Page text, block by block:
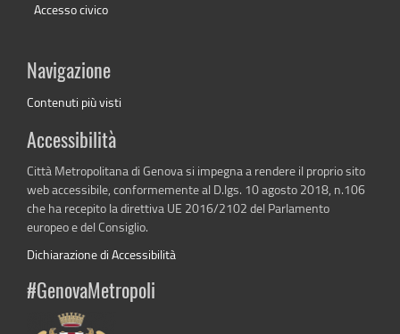
Accesso civico
Navigazione
Contenuti più visti
Accessibilità
Città Metropolitana di Genova si impegna a rendere il proprio sito
web accessibile, conformemente al D.lgs. 10 agosto 2018, n.106
che ha recepito la direttiva UE 2016/2102 del Parlamento
europeo e del Consiglio.
Dichiarazione di Accessibilità
#GenovaMetropoli